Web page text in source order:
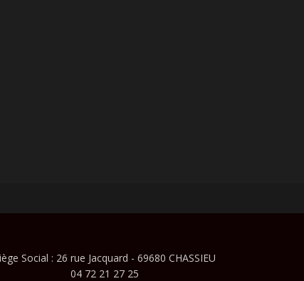
Social : 26 rue Jacquard - 69680 CHASSIEU
04 72 21 27 25